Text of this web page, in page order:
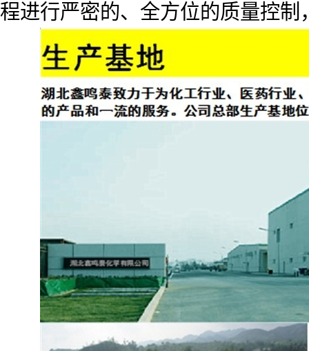
程进行严密的、全方位的质量控